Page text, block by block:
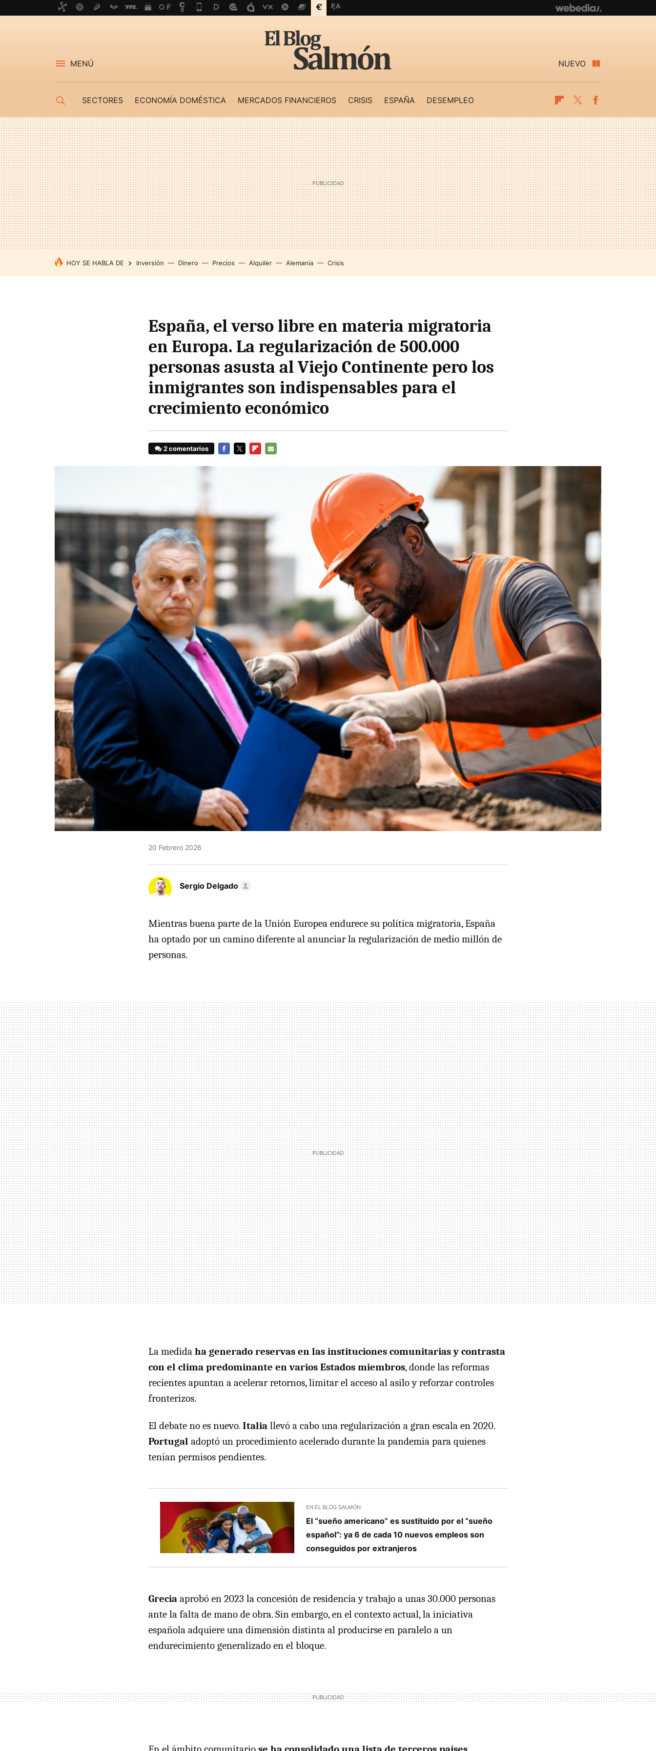
MENÚ NUEVO
SECTORES ECONOMÍA DOMÉSTICA MERCADOS FINANCIEROS CRISIS ESPAÑA DESEMPLEO Flipboard
Twitter
HOY SE HABLA DE Inversión Dinero Precios Alquiler Alemania Crisis
España, el verso libre en materia migratoria
en Europa. La regularización de 500.000
personas asusta al Viejo Continente pero los
inmigrantes son indispensables para el
crecimiento económico
2 comentarios
20 Febrero 2026
Sergio Delgado
Mientras buena parte de la Unión Europea endurece su política migratoria, España
ha optado por un camino diferente al anunciar la regularización de medio millón de
personas.
La medida ha generado reservas en las instituciones comunitarias y contrasta
con el clima predominante en varios Estados miembros, donde las reformas
recientes apuntan a acelerar retornos, limitar el acceso al asilo y reforzar controles
fronterizos.
El debate no es nuevo.Italia llevó a cabo una regularización a gran escala en 2020.
Portugal adoptó un procedimiento acelerado durante la pandemia para quienes
tenían permisos pendientes.
EN EL BLOG SALMÓN
El “sueño americano” es sustituido por el “sueño
español”: ya 6 de cada 10 nuevos empleos son
conseguidos por extranjeros
Grecia aprobó en 2023 la concesión de residencia y trabajo a unas 30.000 personas
ante la falta de mano de obra. Sin embargo, en el contexto actual, la iniciativa
española adquiere una dimensión distinta al producirse en paralelo a un
endurecimiento generalizado en el bloque.